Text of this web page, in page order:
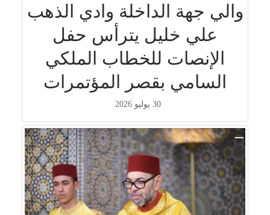
والي جهة الداخلة وادي الذهب
علي خليل يترأس حفل
الإنصات للخطاب الملكي
السامي بقصر المؤتمرات
30 يوليو 2026